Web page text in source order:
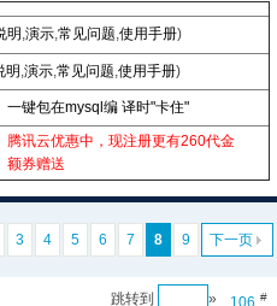
明 ,演示,常见问题,使用手册)
明 ,演示,常见问题,使用手册)
一键包在mysql编 译时"卡住"
腾讯云优惠中，现注册更有260代金
额券赠送
3 4 5 6 7 8 9 下一页
106 #
跳转到 »